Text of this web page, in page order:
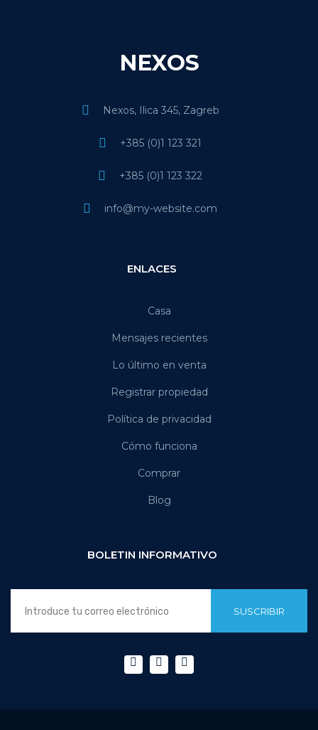
NEXOS
Nexos, Ilica 345, Zagreb
+385 (0)1 123 321
+385 (0)1 123 322
info@my-website.com
ENLACES
Casa
Mensajes recientes
Lo último en venta
Registrar propiedad
Política de privacidad
Cómo funciona
Comprar
Blog
BOLETIN INFORMATIVO
SUSCRIBIR